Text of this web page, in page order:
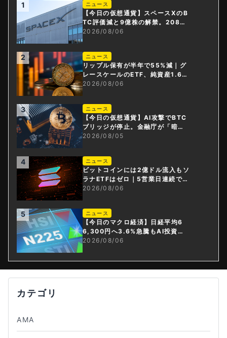
1 ニュース
【今日の仮想通貨】スペースXのB
TC評価減と9億株の解禁。208億
円相当のBTCが盗難
2026/08/06
2 ニュース
リップル保有が半年で55%減｜グ
レースケールのETF、純資産1.6億
ドル減
2026/08/06
3 ニュース
【今日の仮想通貨】AI攻撃でBTC
ブリッジが停止。金融庁が「暗号
資産・ステーブルコイン課」新設
2026/08/05
4 ニュース
ビットコインには2億ドル流入もソ
ラナETFはゼロ｜5営業日連続で停
止
2026/08/06
5 ニュース
【今日のマクロ経済】日経平均6
6,300円へ3.6%急騰もAI投資回
収懸念が再燃
2026/08/06
カテゴリ
AMA